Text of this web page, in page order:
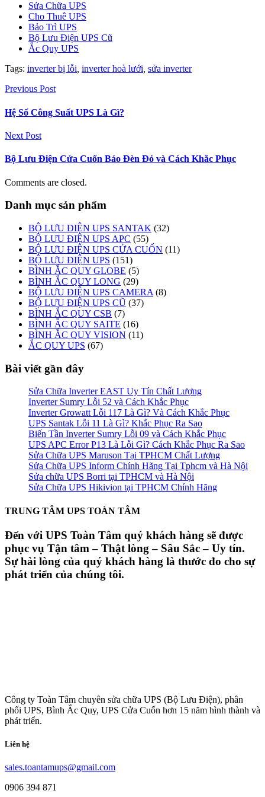
Sửa Chữa UPS
Cho Thuê UPS
Bảo Trì UPS
Bộ Lưu Điện UPS Cũ
Ắc Quy UPS
Tags: inverter bị lỗi, inverter hoà lưới, sửa inverter
Previous Post
Hệ Số Công Suất UPS Là Gì?
Next Post
Bộ Lưu Điện Cửa Cuốn Báo Đèn Đỏ và Cách Khắc Phục
Comments are closed.
Danh mục sản phẩm
BỘ LƯU ĐIỆN UPS SANTAK (32)
BỘ LƯU ĐIỆN UPS APC (55)
BỘ LƯU ĐIỆN UPS CỬA CUỐN (11)
BỘ LƯU ĐIỆN UPS (151)
BÌNH ẮC QUY GLOBE (5)
BÌNH ẮC QUY LONG (29)
BỘ LƯU ĐIỆN UPS CAMERA (8)
BỘ LƯU ĐIỆN UPS CŨ (37)
BÌNH ẮC QUY CSB (7)
BÌNH ẮC QUY SAITE (16)
BÌNH ẮC QUY VISION (11)
ẮC QUY UPS (67)
Bài viết gần đây
Sửa Chữa Inverter EAST Uy Tín Chất Lượng
Inverter Sumry Lỗi 52 và Cách Khắc Phục
Inverter Growatt Lỗi 117 Là Gì? Và Cách Khắc Phục
UPS Santak Lỗi 11 Là Gì? Khắc Phục Ra Sao
Biến Tần Inverter Sumry Lỗi 09 và Cách Khắc Phục
UPS APC Error P13 Là Lỗi Gì? Cách Khắc Phục Ra Sao
Sửa Chữa UPS Maruson Tại TPHCM Chất Lượng
Sửa Chữa UPS Inform Chính Hãng Tại Tphcm và Hà Nội
Sửa chữa UPS Borri tại TPHCM và Hà Nội
Sửa Chữa UPS Hikivion tại TPHCM Chính Hãng
TRUNG TÂM UPS TOÀN TÂM
Đến với UPS Toàn Tâm quý khách hàng sẽ được
phục vụ Tận tâm – Thật lòng – Sâu Sắc – Uy tín.
Sự hài lòng của quý khách hàng là thước đo cho sự
phát triển của chúng tôi.
Công ty Toàn Tâm chuyên sửa chữa UPS (Bộ Lưu Điện), phân
phối UPS, Bình Ắc Quy, UPS Cửa Cuốn hơn 15 năm hình thành và
phát triển.
Liên hệ
sales.toantamups@gmail.com
0906 394 871